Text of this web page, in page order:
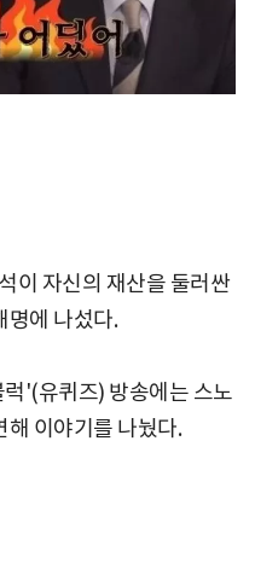
이 자신의 재산을 둘러싼
명에 나섰다.
'(유퀴즈) 방송에는 스노
해 이야기를 나눴다.